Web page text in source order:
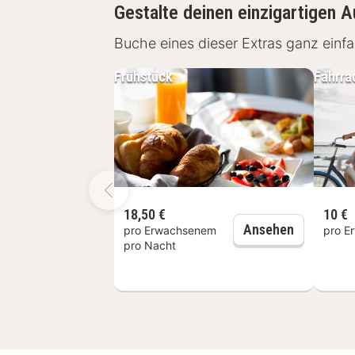
Auch in der Umgebung der Stadt
Sie am Strand entlang oder durch
Gestalte deinen einzigartigen
Buche eines dieser Extras ganz
10 €
pro
Frühstück
18,50 €
pro Erwachsenem
pro Nacht
Ansehen Frühstück